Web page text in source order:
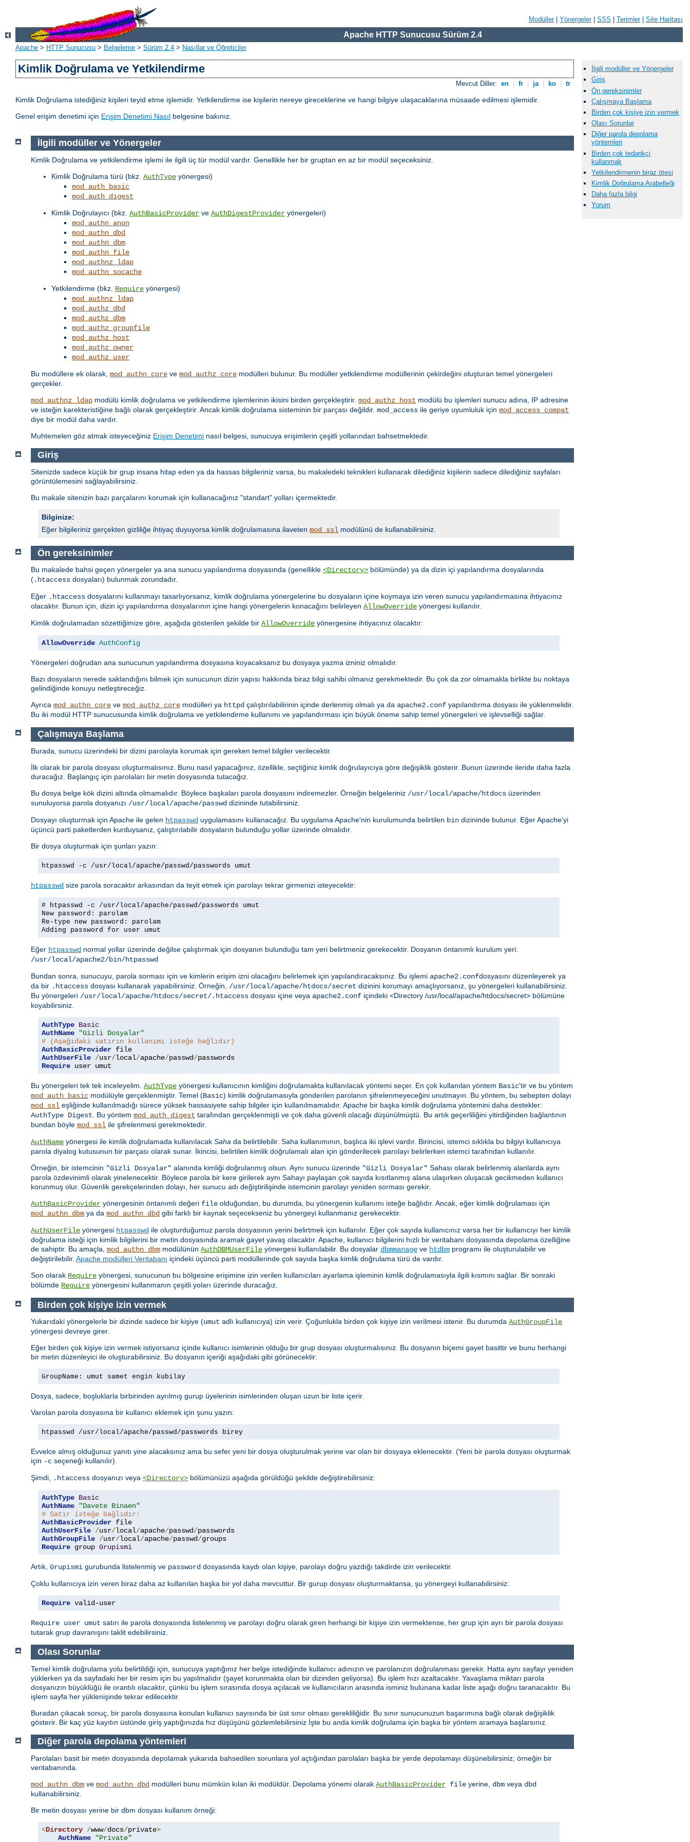
Modüller| Yönergeler| SSS Terimler| Site Haritası
Apache HTTP Sunucusu Sürüm 2.4
Apache > HTTP Sunucusu > Belgeleme > Sürüm 2.4 > Nasıllar ve Öğreticiler
Kimlik Doğrulama ve Yetkilendirme
Mevcut Diller: en fr ja ko tr
Kimlik Doğrulama istediğiniz kişileri teyid etme işlemidir. Yetkilendirme ise kişilerin nereye gireceklerine ve hangi bilgiye ulaşacaklarına müsaade edilmesi işlemidir.
Genel erişim denetimi için Erişim Denetimi Nasıl belgesine bakınız.
İlgili modüller ve Yönergeler
Giriş
Ön gereksinimler
Çalışmaya Başlama
Birden çok kişiye izin vermek
Olası Sorunlar
Diğer parola depolama
yöntemleri
Birden çok tedarikçi
kullanmak
Yetkilendirmenin biraz ötesi
Kimlik Doğrulama Arabelleği
Daha fazla bilgi
Yorum
İlgili modüller ve Yönergeler
Kimlik Doğrulama ve yetkilendirme işlemi ile ilgili üç tür modül vardır. Genellikle her bir gruptan en az bir modül seçeceksiniz.
Kimlik Doğrulama türü (bkz. AuthType yönergesi)
mod_auth_basic
mod_auth_digest
Kimlik Doğrulayıcı (bkz. AuthBasicProvider ve AuthDigestProvider yönergeleri)
mod_authn_anon
mod_authn_dbd
mod_authn_dbm
mod_authn_file
mod_authnz_ldap
mod_authn_socache
Yetkilendirme (bkz. Require yönergesi)
mod_authnz_ldap
mod_authz_dbd
mod_authz_dbm
mod_authz_groupfile
mod_authz_host
mod_authz_owner
mod_authz_user
Bu modüllere ek olarak, mod_authn_core ve mod_authz_core modülleri bulunur. Bu modüller yetkilendirme modüllerinin çekirdeğini oluşturan temel yönergeleri
gerçekler.
mod_authnz_ldap modülü kimlik doğrulama ve yetkilendirme işlemlerinin ikisini birden gerçekleştirir. mod_authz_host modülü bu işlemleri sunucu adına, IP adresine
ve isteğin karekteristiğine bağlı olarak gerçekleştirir. Ancak kimlik doğrulama sisteminin bir parçası değildir. mod_access ile geriye uyumluluk için mod_access_compat
diye bir modül daha vardır.
Muhtemelen göz atmak isteyeceğiniz Erişim Denetimi nasıl belgesi, sunucuya erişimlerin çeşitli yollarından bahsetmektedir.
Giriş
Sitenizde sadece küçük bir grup insana hitap eden ya da hassas bilgileriniz varsa, bu makaledeki teknikleri kullanarak dilediğiniz kişilerin sadece dilediğiniz sayfaları
görüntülemesini sağlayabilirsiniz.
Bu makale sitenizin bazı parçalarını korumak için kullanacağınız "standart" yolları içermektedir.
Bilginize:
Eğer bilgileriniz gerçekten gizliliğe ihtiyaç duyuyorsa kimlik doğrulamasına ilaveten mod_ssl modülünü de kullanabilirsiniz.
Ön gereksinimler
Bu makalede bahsi geçen yönergeler ya ana sunucu yapılandırma dosyasında (genellikle <Directory> bölümünde) ya da dizin içi yapılandırma dosyalarında
(.htaccess dosyaları) bulunmak zorundadır.
Eğer .htaccess dosyalarını kullanmayı tasarlıyorsanız, kimlik doğrulama yönergelerine bu dosyaların içine koymaya izin veren sunucu yapılandırmasına ihtiyacınız
olacaktır. Bunun için, dizin içi yapılandırma dosyalarının içine hangi yönergelerin konacağını belirleyen AllowOverride yönergesi kullanılır.
Kimlik doğrulamadan sözettiğimize göre, aşağıda gösterilen şekilde bir AllowOverride yönergesine ihtiyacınız olacaktır:
AllowOverride AuthConfig
Yönergeleri doğrudan ana sunucunun yapılandırma dosyasına koyacaksanız bu dosyaya yazma izniniz olmalıdır.
Bazı dosyaların nerede saklandığını bilmek için sunucunun dizin yapısı hakkında biraz bilgi sahibi olmanız gerekmektedir. Bu çok da zor olmamakla birlikte bu noktaya
gelindiğinde konuyu netleştireceğiz.
Ayrıca mod_authn_core ve mod_authz_core modülleri ya httpd çalıştırılabilirinin içinde derlenmiş olmalı ya da apache2.conf yapılandırma dosyası ile yüklenmelidir.
Bu iki modül HTTP sunucusunda kimlik doğrulama ve yetkilendirme kullanımı ve yapılandırması için büyük öneme sahip temel yönergeleri ve işlevselliği sağlar.
Çalışmaya Başlama
Burada, sunucu üzerindeki bir dizini parolayla korumak için gereken temel bilgiler verilecektir.
İlk olarak bir parola dosyası oluşturmalısınız. Bunu nasıl yapacağınız, özellikle, seçtiğiniz kimlik doğrulayıcıya göre değişiklik gösterir. Bunun üzerinde ileride daha fazla
duracağız. Başlangıç için parolaları bir metin dosyasında tutacağız.
Bu dosya belge kök dizini altında olmamalıdır. Böylece başkaları parola dosyasını indiremezler. Örneğin belgeleriniz /usr/local/apache/htdocs üzerinden
sunuluyorsa parola dosyanızı /usr/local/apache/passwd dizininde tutabilirsiniz.
Dosyayı oluşturmak için Apache ile gelen htpasswd uygulamasını kullanacağız. Bu uygulama Apache'nin kurulumunda belirtilen bin dizininde bulunur. Eğer Apache'yi
üçüncü parti paketlerden kurduysanız, çalıştırılabilir dosyaların bulunduğu yollar üzerinde olmalıdır.
Bir dosya oluşturmak için şunları yazın:
htpasswd -c /usr/local/apache/passwd/passwords umut
htpasswd size parola soracaktır arkasından da teyit etmek için parolayı tekrar girmenizi isteyecektir:
# htpasswd -c /usr/local/apache/passwd/passwords umut
New password: parolam
Re-type new password: parolam
Adding password for user umut
Eğer htpasswd normal yollar üzerinde değilse çalıştırmak için dosyanın bulunduğu tam yeri belirtmeniz gerekecektir. Dosyanın öntanımlı kurulum yeri:
/usr/local/apache2/bin/htpasswd
Bundan sonra, sunucuyu, parola sorması için ve kimlerin erişim izni olacağını belirlemek için yapılandıracaksınız. Bu işlemi apache2.confdosyasını düzenleyerek ya
da bir .htaccess dosyası kullanarak yapabilirsiniz. Örneğin, /usr/local/apache/htdocs/secret dizinini korumayı amaçlıyorsanız, şu yönergeleri kullanabilirsiniz.
Bu yönergeleri /usr/local/apache/htdocs/secret/.htaccess dosyası içine veya apache2.conf içindeki <Directory /usr/local/apache/htdocs/secret> bölümüne
koyabilirsiniz.
AuthType Basic
AuthName
"Gizli Dosyalar"
# (Aşağıdaki satırın kullanımı isteğe bağlıdır)
AuthBasicProvider
AuthUserFile /usr/local/apache/passwd/
Require user umut
Bu yönergeleri tek tek inceleyelim. AuthType yönergesi kullanıcının kimliğini doğrulamakta kullanılacak yöntemi seçer. En çok kullanılan yöntem Basic'tir ve bu yöntem
mod_auth_basic modülüyle gerçeklenmiştir. Temel (Basic) kimlik doğrulamasıyla gönderilen parolanın şifrelenmeyeceğini unutmayın. Bu yöntem, bu sebepten dolayı
mod_ssl eşliğinde kullanılmadığı sürece yüksek hassasiyete sahip bilgiler için kullanılmamalıdır. Apache bir başka kimlik doğrulama yöntemini daha destekler:
AuthType Digest . Bu yöntem mod_auth_digest tarafından gerçeklenmişti ve çok daha güvenli olacağı düşünülmüştü. Bu artık geçerliliğini yitirdiğinden bağlantının
bundan böyle mod_ssl ile şifrelenmesi gerekmektedir.
AuthName yönergesi ile kimlik doğrulamada kullanılacak Saha da belirtilebilir. Saha kullanımının, başlıca iki işlevi vardır. Birincisi, istemci sıklıkla bu bilgiyi kullanıcıya
parola diyalog kutusunun bir parçası olarak sunar. İkincisi, belirtilen kimlik doğrulamalı alan için gönderilecek parolayı belirlerken istemci tarafından kullanılır.
Örneğin, bir istemcinin "Gizli Dosyalar" alanında kimliği doğrulanmış olsun. Aynı sunucu üzerinde "Gizli Dosyalar" Sahası olarak belirlenmiş alanlarda aynı
parola özdevinimli olarak yinelenecektir. Böylece parola bir kere girilerek aynı Sahayı paylaşan çok sayıda kısıtlanmış alana ulaşırken oluşacak gecikmeden kullanıcı
korunmuş olur. Güvenlik gerekçelerinden dolayı, her sunucu adı değiştirilişinde istemcinin parolayı yeniden sorması gerekir.
AuthBasicProvider yönergesinin öntanımlı değeri file olduğundan, bu durumda, bu yönergenin kullanımı isteğe bağlıdır. Ancak, eğer kimlik doğrulaması için
mod_authn_dbm ya da mod_authn_dbd gibi farklı bir kaynak seçecekseniz bu yönergeyi kullanmanız gerekecektir.
AuthUserFile yönergesi htpasswd ile oluşturduğumuz parola dosyasının yerini belirtmek için kullanılır. Eğer çok sayıda kullanıcınız varsa her bir kullanıcıyı her kimlik
doğrulama isteği için kimlik bilgilerini bir metin dosyasında aramak gayet yavaş olacaktır. Apache, kullanıcı bilgilerini hızlı bir veritabanı dosyasında depolama özelliğine
de sahiptir. Bu amaçla, mod_authn_dbm modülünün AuthDBMUserFile yönergesi kullanılabilir. Bu dosyalar dbmmanage ve htdbm programı ile oluşturulabilir ve
değiştirilebilir. Apache modülleri Veritabanı içindeki üçüncü parti modüllerinde çok sayıda başka kimlik doğrulama türü de vardır.
Son olarak Require yönergesi, sunucunun bu bölgesine erişimine izin verilen kullanıcıları ayarlama işleminin kimlik doğrulamasıyla ilgili kısmını sağlar. Bir sonraki
bölümde Require yönergesini kullanmanın çeşitli yoları üzerinde duracağız.
Birden çok kişiye izin vermek
Yukarıdaki yönergelerle bir dizinde sadece bir kişiye (umut adlı kullanıcıya) izin verir. Çoğunlukla birden çok kişiye izin verilmesi istenir. Bu durumda AuthGroupFile
yönergesi devreye girer.
Eğer birden çok kişiye izin vermek istiyorsanız içinde kullanıcı isimlerinin olduğu bir grup dosyası oluşturmalısınız. Bu dosyanın biçemi gayet basittir ve bunu herhangi
bir metin düzenleyici ile oluşturabilirsiniz. Bu dosyanın içeriği aşağıdaki gibi görünecektir:
GroupName: umut samet engin kubilay
Dosya, sadece, boşluklarla birbirinden ayrılmış gurup üyelerinin isimlerinden oluşan uzun bir liste içerir.
Varolan parola dosyasına bir kullanıcı eklemek için şunu yazın:
htpasswd /usr/local/apache/passwd/passwords birey
Evvelce almış olduğunuz yanıtı yine alacaksınız ama bu sefer yeni bir dosya oluşturulmak yerine var olan bir dosyaya eklenecektir. (Yeni bir parola dosyası oluşturmak
için -c seçeneği kullanılır).
Şimdi, .htaccess dosyanızı veya <Directory> bölümünüzü aşağıda görüldüğü şekilde değiştirebilirsiniz:
AuthType Basic
AuthName
"Davete Binaen"
# Satır isteğe bağlıdır:
AuthBasicProvider
AuthUserFile /usr/local/apache/passwd/
AuthGroupFile /usr/local/apache/passwd/
Require group Grupismi
Artık, Grupismi gurubunda listelenmiş ve password dosyasında kaydı olan kişiye, parolayı doğru yazdığı takdirde izin verilecektir.
Çoklu kullanıcıya izin veren biraz daha az kullanılan başka bir yol daha mevcuttur. Bir gurup dosyası oluşturmaktansa, şu yönergeyi kullanabilirsiniz:
Require valid-user
Require user umut satırı ile parola dosyasında listelenmiş ve parolayı doğru olarak giren herhangi bir kişiye izin vermektense, her grup için ayrı bir parola dosyası
tutarak grup davranışını taklit edebilirsiniz.
Olası Sorunlar
Temel kimlik doğrulama yolu belirtildiği için, sunucuya yaptığınız her belge istediğinde kullanıcı adınızın ve parolanızın doğrulanması gerekir. Hatta aynı sayfayı yeniden
yüklerken ya da sayfadaki her bir resim için bu yapılmalıdır (şayet korunmakta olan bir dizinden geliyorsa). Bu işlem hızı azaltacaktır. Yavaşlama miktarı parola
dosyanızın büyüklüğü ile orantılı olacaktır, çünkü bu işlem sırasında dosya açılacak ve kullanıcıların arasında isminiz bulunana kadar liste aşağı doğru taranacaktır. Bu
işlem sayfa her yüklenişinde tekrar edilecektir.
Buradan çıkacak sonuç, bir parola dosyasına konulan kullanıcı sayısında bir üst sınır olması gerekliliğidir. Bu sınır sunucunuzun başarımına bağlı olarak değişiklik
gösterir. Bir kaç yüz kayıtın üstünde giriş yaptığınızda hız düşüşünü gözlemlebilirsiniz İşte bu anda kimlik doğrulama için başka bir yöntem aramaya başlarsınız.
Diğer parola depolama yöntemleri
Parolaları basit bir metin dosyasında depolamak yukarıda bahsedilen sorunlara yol açtığından parolaları başka bir yerde depolamayı düşünebilirsiniz; örneğin bir
veritabanında.
mod_authn_dbm ve mod_authn_dbd modülleri bunu mümkün kılan iki modüldür. Depolama yönemi olarak AuthBasicProvider file yerine, dbm veya dbd
kullanabilirsiniz.
Bir metin dosyası yerine bir dbm dosyası kullanım örneği:
<Directory /www/docs/private>
AuthName
"Private"